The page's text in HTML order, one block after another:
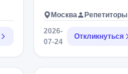
Москва
Репетиторы
2026-
07-24
Откликнуться